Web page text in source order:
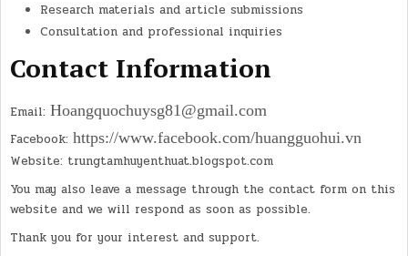
Research materials and article submissions
Consultation and professional inquiries
Contact Information
Email: Hoangquochuysg81@gmail.com
Facebook: https://www.facebook.com/huangguohui.vn
Website: trungtamhuyenthuat.blogspot.com
You may also leave a message through the contact form on this
website and we will respond as soon as possible.
Thank you for your interest and support.